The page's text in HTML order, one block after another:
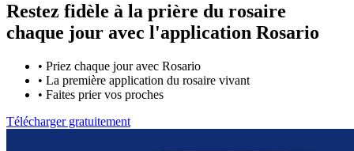
Restez fidèle à la prière du rosaire
chaque jour avec l'application Rosario
• Priez chaque jour avec Rosario
• La première application du rosaire vivant
• Faites prier vos proches
Télécharger gratuitement